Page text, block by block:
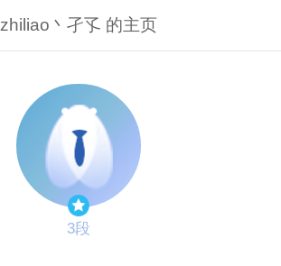
zhiliao丶孑孓 的主页
3段